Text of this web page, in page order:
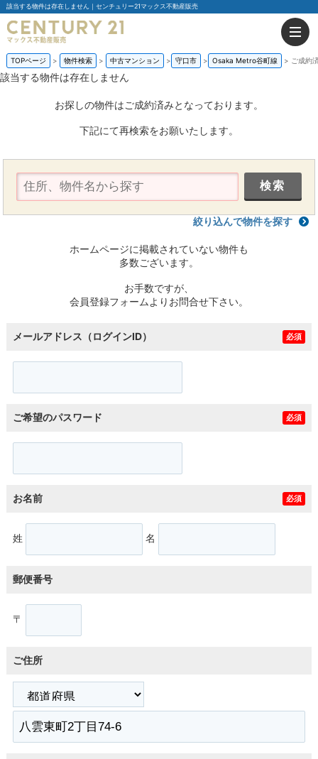
該当する物件は存在しません｜センチュリー21マックス不動産販売
TOPページ 物件検索 中古マンション 守口市 Osaka Metro谷町線 ご成約
該当する物件は存在しません
お探しの物件はご成約済みとなっております。
下記にて再検索をお願いたします。
絞り込んで物件を探す
ホームページに掲載されていない物件も
多数ございます。
お手数ですが、
会員登録フォームよりお問合せ下さい。
メールアドレス（ログインID） 必須
ご希望のパスワード 必須
お名前 必須
姓 名
郵便番号
〒
ご住所